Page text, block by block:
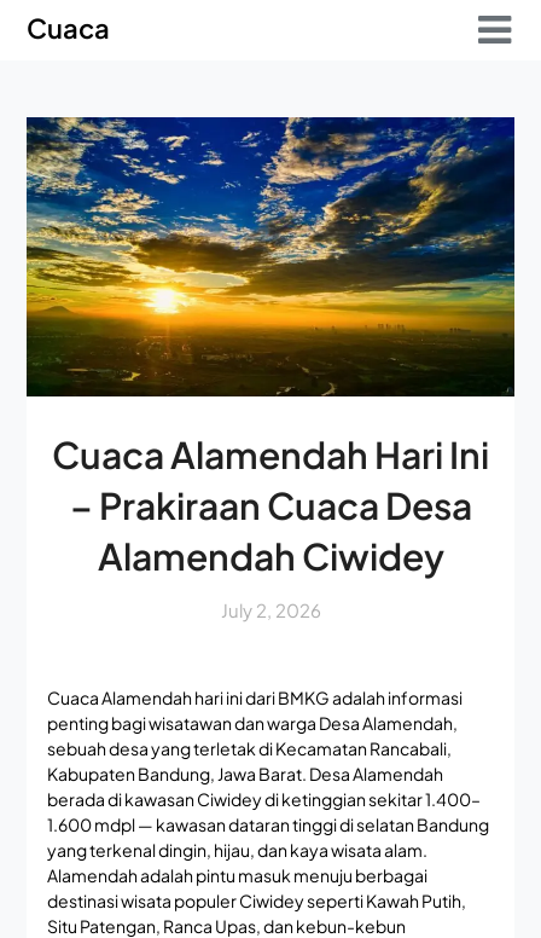
Skip
SkipCuaca
Cuaca Alamendah Hari Ini
– Prakiraan Cuaca Desa
Alamendah Ciwidey
July 2, 2026
Cuaca Alamendah hari ini dari BMKG adalah informasi
penting bagi wisatawan dan warga Desa Alamendah,
sebuah desa yang terletak di Kecamatan Rancabali,
Kabupaten Bandung, Jawa Barat. Desa Alamendah
berada di kawasan Ciwidey di ketinggian sekitar 1.400–
1.600 mdpl — kawasan dataran tinggi di selatan Bandung
yang terkenal dingin, hijau, dan kaya wisata alam.
Alamendah adalah pintu masuk menuju berbagai
destinasi wisata populer Ciwidey seperti Kawah Putih,
Situ Patengan, Ranca Upas, dan kebun-kebun